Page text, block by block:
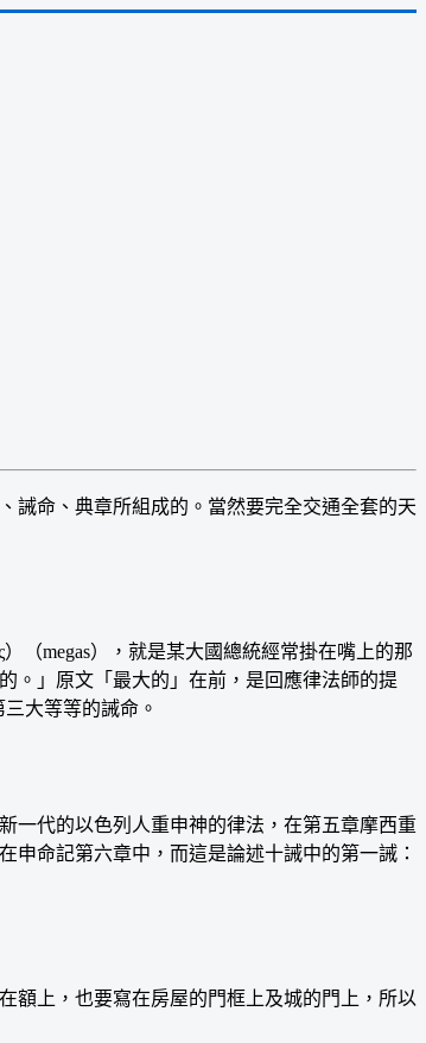
命、典章所組成的。當然要完全交通全套的天
megas），就是某大國總統經常掛在嘴上的那
。」原文「最大的」在前，是回應律法師的提
大等等的誡命。
代的以色列人重申神的律法，在第五章摩西重
命記第六章中，而這是論述十誡中的第一誡：
上，也要寫在房屋的門框上及城的門上，所以